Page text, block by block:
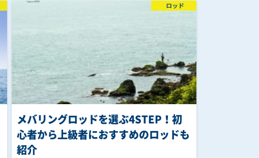
メバリングロッドを選ぶ4STEP！初
心者から上級者におすすめのロッドも
紹介
ロッド